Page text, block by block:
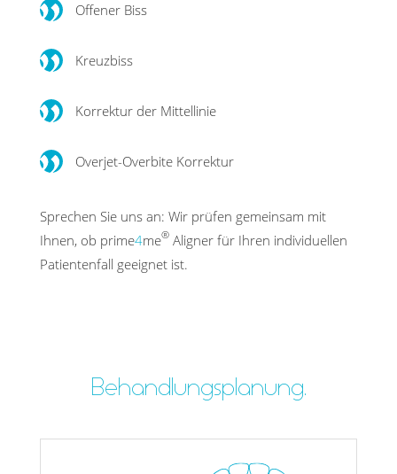
Offener Biss
Kreuzbiss
Korrektur der Mittellinie
Overjet-Overbite Korrektur
Sprechen Sie uns an: Wir prüfen gemeinsam mit
Ihnen, ob prime4me® Aligner für Ihren indivi­duellen
Patienten­fall geeignet ist.
Behandlungsplanung.